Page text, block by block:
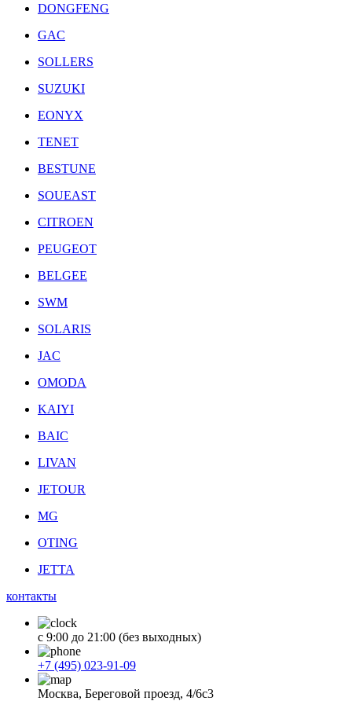
DONGFENG
GAC
SOLLERS
SUZUKI
EONYX
TENET
BESTUNE
SOUEAST
CITROEN
PEUGEOT
BELGEE
SWM
SOLARIS
JAC
OMODA
KAIYI
BAIC
LIVAN
JETOUR
MG
OTING
JETTA
контакты
с 9:00 до 21:00 (без выходных)
+7 (495) 023-91-09
Москва, Береговой проезд, 4/6с3